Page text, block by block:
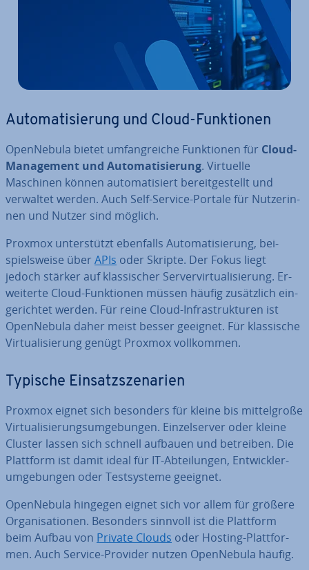
Au­to­ma­ti­sie­rung und Cloud-Funk­tio­nen
Open­Ne­bu­la bietet um­fang­rei­che Funk­tio­nen für Cloud-
Ma­nage­ment und Au­to­ma­ti­sie­rung. Virtuelle
Maschinen können au­to­ma­ti­siert be­reit­ge­stellt und
verwaltet werden. Auch Self-Service-Portale für Nut­ze­rin­
nen und Nutzer sind möglich.
Proxmox un­ter­stützt ebenfalls Au­to­ma­ti­sie­rung, bei­
spiels­wei­se über APIs oder Skripte. Der Fokus liegt
jedoch stärker auf klas­si­scher Ser­ver­vir­tua­li­sie­rung. Er­
wei­ter­te Cloud-Funk­tio­nen müssen häufig zu­sätz­lich ein­
ge­rich­tet werden. Für reine Cloud-In­fra­struk­tu­ren ist
Open­Ne­bu­la daher meist besser geeignet. Für klas­si­sche
Vir­tua­li­sie­rung genügt Proxmox voll­kom­men.
Typische Ein­satz­sze­na­ri­en
Proxmox eignet sich besonders für kleine bis mit­tel­gro­ße
Vir­tua­li­sie­rungs­um­ge­bun­gen. Ein­zel­ser­ver oder kleine
Cluster lassen sich schnell aufbauen und betreiben. Die
Plattform ist damit ideal für IT-Ab­tei­lun­gen, Ent­wick­ler­
um­ge­bun­gen oder Test­sys­te­me geeignet.
Open­Ne­bu­la hingegen eignet sich vor allem für größere
Or­ga­ni­sa­tio­nen. Besonders sinnvoll ist die Plattform
beim Aufbau von Private Clouds oder Hosting-Platt­for­
men. Auch Service-Provider nutzen Open­Ne­bu­la häufig.